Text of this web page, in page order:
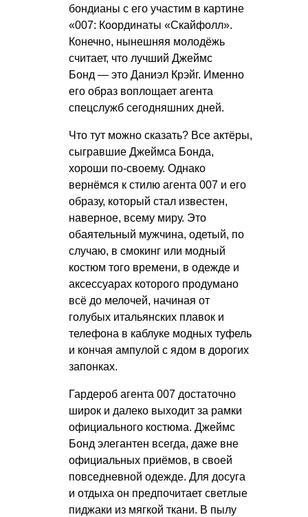
бондианы с его участим в картине
«007: Координаты «Скайфолл».
Конечно, нынешняя молодёжь
считает, что лучший Джеймс
Бонд — это Даниэл Крэйг. Именно
его образ воплощает агента
спецслужб сегодняшних дней.
Что тут можно сказать? Все актёры,
сыгравшие Джеймса Бонда,
хороши по-своему. Однако
вернёмся к стилю агента 007 и его
образу, который стал известен,
наверное, всему миру. Это
обаятельный мужчина, одетый, по
случаю, в смокинг или модный
костюм того времени, в одежде и
аксессуарах которого продумано
всё до мелочей, начиная от
голубых итальянских плавок и
телефона в каблуке модных туфель
и кончая ампулой с ядом в дорогих
запонках.
Гардероб агента 007 достаточно
широк и далеко выходит за рамки
официального костюма. Джеймс
Бонд элегантен всегда, даже вне
официальных приёмов, в своей
повседневной одежде. Для досуга
и отдыха он предпочитает светлые
пиджаки из мягкой ткани. В пылу